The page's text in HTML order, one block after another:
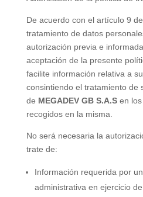
De acuerdo con el artículo 9
tratamiento de datos
autorización previa e
aceptación de la presente
facilite información relativa a
consintiendo el tratamiento de
de MEGADEV GB S.A.Sen los
recogidos en la misma.
No será necesaria la
trate de:
Información requerida por
administrativa en ejercicio